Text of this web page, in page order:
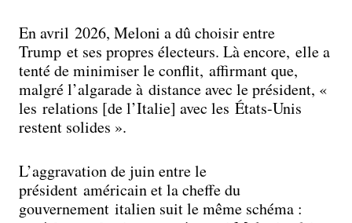
En avril 2026, Meloni a dû choisir entre
Trump et ses propres électeurs. Là encore, elle a
tenté de minimiser le conflit, affirmant que,
malgré l’algarade à distance avec le président, «
les relations [de l’Italie] avec les États-Unis
restent solides ».
L’aggravation de juin entre le
président américain et la cheffe du
gouvernement italien suit le même schéma :